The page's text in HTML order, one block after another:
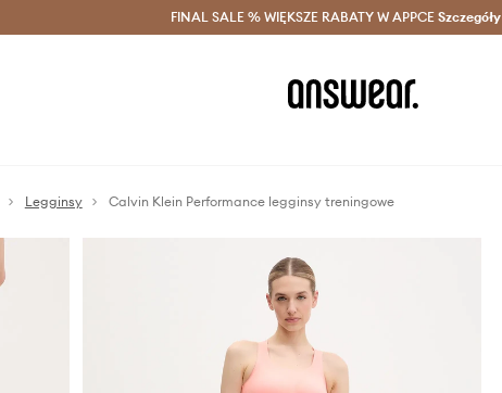
Oszczędzaj z Answear Club > Dostawa nawet w 24h >
FINAL SALE % WIĘKSZE RABATY W APPCE Szczegóły
Legginsy Calvin Klein Performance legginsy treningowe